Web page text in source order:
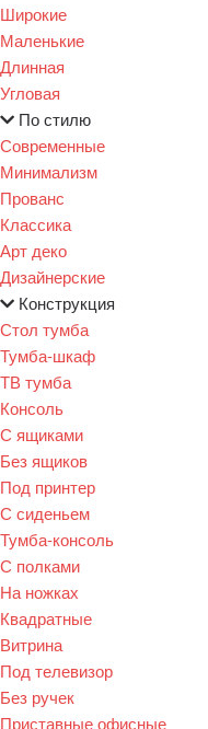
Широкие
Маленькие
Длинная
Угловая
По стилю
Современные
Минимализм
Прованс
Классика
Арт деко
Дизайнерские
Конструкция
Стол тумба
Тумба-шкаф
ТВ тумба
Консоль
С ящиками
Без ящиков
Под принтер
С сиденьем
Тумба-консоль
С полками
На ножках
Квадратные
Витрина
Под телевизор
Без ручек
Приставные офисные